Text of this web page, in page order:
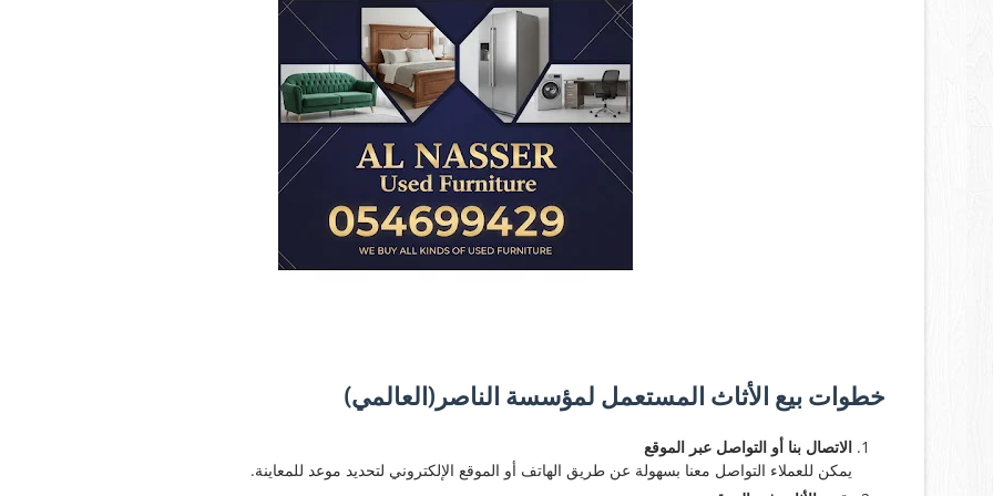
خطوات بيع الأثاث المستعمل لمؤسسة الناصر(العالمي)
الاتصال بنا أو التواصل عبر الموقع
يمكن للعملاء التواصل معنا بسهولة عن طريق الهاتف أو الموقع الإلكتروني لتحديد موعد للمعاينة.